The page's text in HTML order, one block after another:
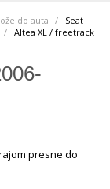
do auta
Seat
Altea XL / freetrack
presne do